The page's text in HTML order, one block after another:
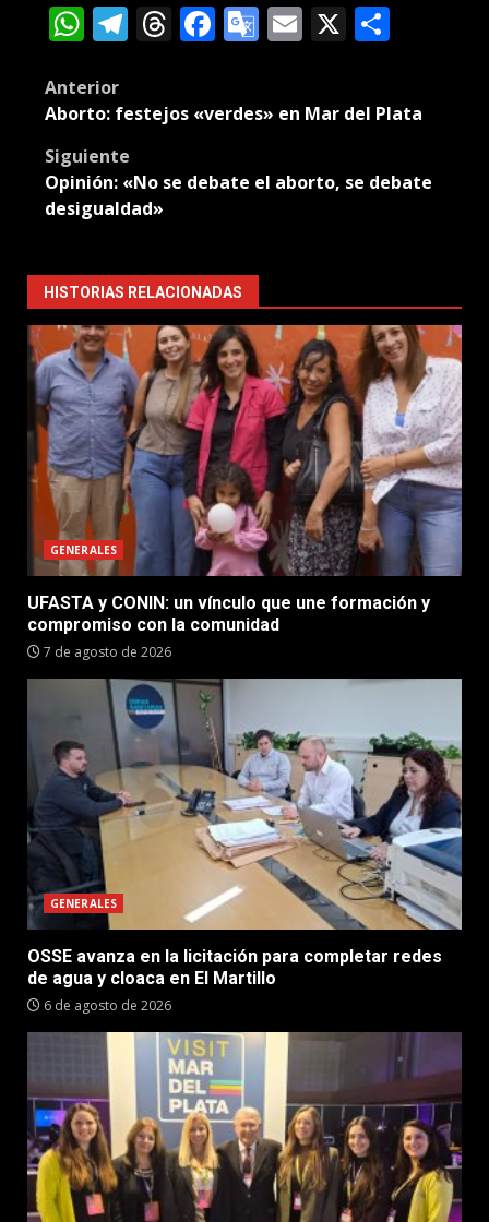
WhatsApp
Telegram
Threads
Facebook
Google
Email
X
Post
navigation
Anterior
Aborto: festejos «verdes» en Mar del Plata
Siguiente
Opinión: «No se debate el aborto, se debate
desigualdad»
HISTORIAS RELACIONADAS
GENERALES
UFASTA y CONIN: un vínculo que une formación y
compromiso con la comunidad
7 de agosto de 2026
GENERALES
OSSE avanza en la licitación para completar redes
de agua y cloaca en El Martillo
6 de agosto de 2026